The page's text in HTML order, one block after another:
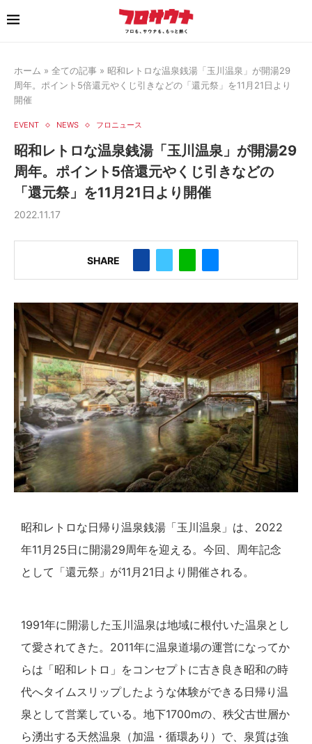
ホーム » 全ての記事 » 昭和レトロな温泉銭湯「玉川温泉」が開湯29
周年。ポイント5倍還元やくじ引きなどの「還元祭」を11月21日より
開催
EVENT NEWS フロニュース
昭和レトロな温泉銭湯「玉川温泉」が開湯29
周年。ポイント5倍還元やくじ引きなどの
「還元祭」を11月21日より開催
2022.11.17
SHARE
昭和レトロな日帰り温泉銭湯「⽟川温泉」は、2022
年11月25日に開湯29周年を迎える。今回、周年記念
として「還元祭」が11月21日より開催される。
1991年に開湯した玉川温泉は地域に根付いた温泉とし
て愛されてきた。2011年に温泉道場の運営になってか
らは「昭和レトロ」をコンセプトに古き良き昭和の時
代へタイムスリップしたような体験ができる日帰り温
泉として営業している。地下1700mの、秩父古世層か
ら湧出する天然温泉（加温・循環あり）で、泉質は強